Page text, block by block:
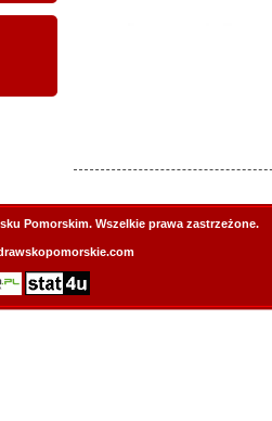
Pomorskim. Wszelkie prawa zastrzeżone.